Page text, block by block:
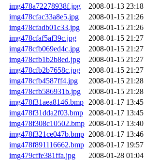
img478a72278938f.jpg
2008-01-13 23:18
img478cfac33a8e5.jpg
2008-01-15 21:26
img478cfadb01c33.jpg
2008-01-15 21:26
img478cfaf5af39c.jpg
2008-01-15 21:27
img478cfb069ed4c.jpg
2008-01-15 21:27
img478cfb1b2b8ed.jpg
2008-01-15 21:27
img478cfb2b7658c.jpg
2008-01-15 21:27
img478cfb4587ff4.jpg
2008-01-15 21:28
img478cfb586931b.jpg
2008-01-15 21:28
img478f31aea8146.bmp
2008-01-17 13:45
img478f31dda2f03.bmp
2008-01-17 13:45
img478f308c10502.bmp 2008-01-17 13:40
img478f321ce047b.bmp 2008-01-17 13:46
img478f891116662.bmp 2008-01-17 19:57
img479cffe381ffa.jpg
2008-01-28 01:04